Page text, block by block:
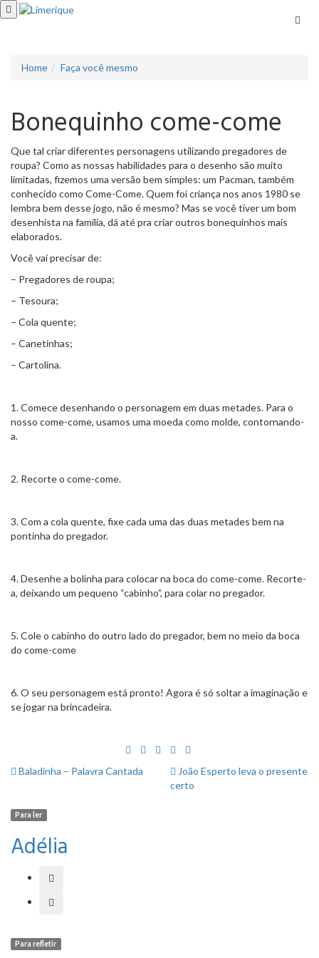
Menu
Home Faça você mesmo
Bonequinho come-come
Que tal criar diferentes personagens utilizando pregadores de
roupa? Como as nossas habilidades para o desenho são muito
limitadas, fizemos uma versão bem simples: um Pacman, também
conhecido como Come-Come. Quem foi criança nos anos 1980 se
lembra bem desse jogo, não é mesmo? Mas se você tiver um bom
desenhista na família, dá até pra criar outros bonequinhos mais
elaborados.
Você vai precisar de:
– Pregadores de roupa;
– Tesoura;
– Cola quente;
– Canetinhas;
– Cartolina.
1. Comece desenhando o personagem em duas metades. Para o
nosso come-come, usamos uma moeda como molde, contornando-
a.
2. Recorte o come-come.
3. Com a cola quente, fixe cada uma das duas metades bem na
pontinha do pregador.
4. Desenhe a bolinha para colocar na boca do come-come. Recorte-
a, deixando um pequeno “cabinho”, para colar no pregador.
5. Cole o cabinho do outro lado do pregador, bem no meio da boca
do come-come
6. O seu personagem está pronto! Agora é só soltar a imaginação e
se jogar na brincadeira.
Baladinha – Palavra Cantada
João Esperto leva o presente
certo
Para ler
Adélia
Para refletir